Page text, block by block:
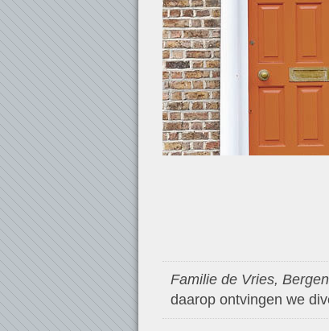
Familie de Vries,
daarop ontvingen we